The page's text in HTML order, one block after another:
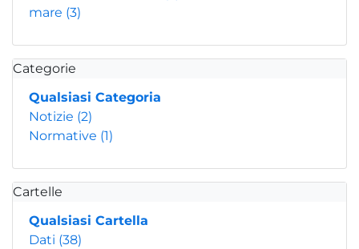
mare (3)
Categorie
Qualsiasi Categoria
Notizie (2)
Normative (1)
Cartelle
Qualsiasi Cartella
Dati (38)